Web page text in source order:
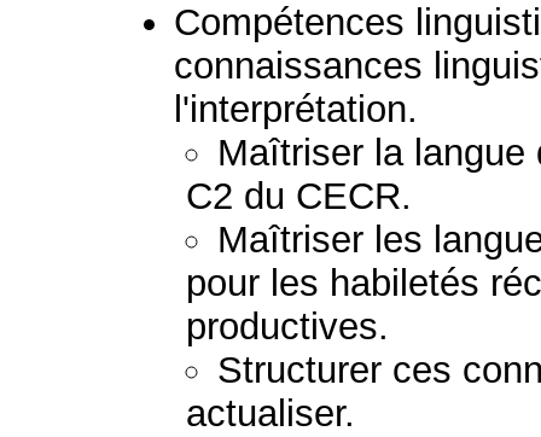
Compétences
connaissances
l'interprétation.
Maîtriser la langue
C2 du CECR.
Maîtriser les
pour les habiletés
productives.
Structurer ces
actualiser.